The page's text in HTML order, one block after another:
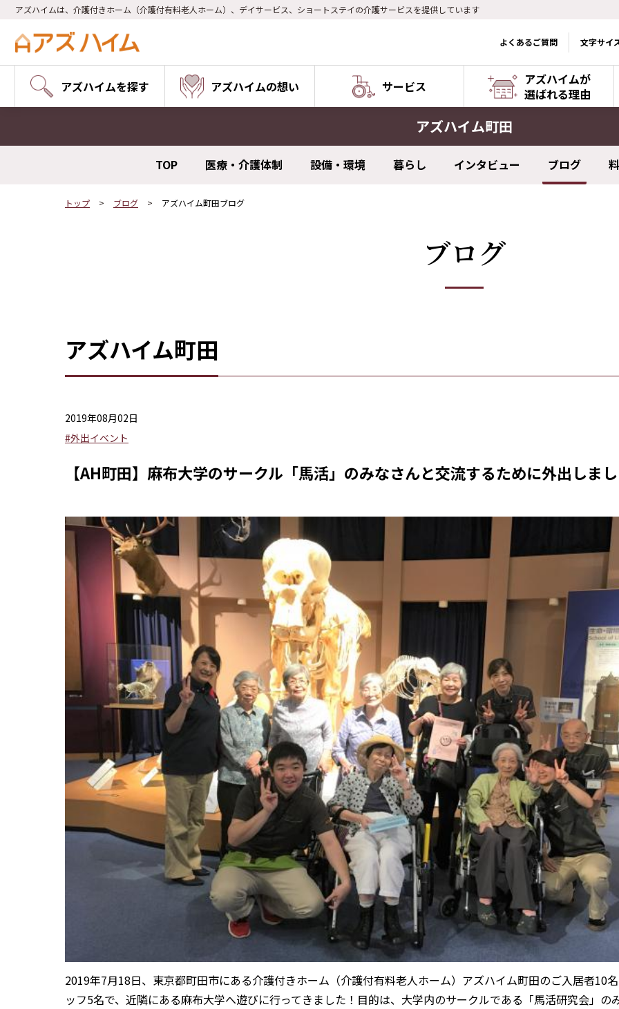
アズハイムは、介護付きホーム（介護付有料老人ホーム）、デイサービス、ショートステイの介護サービスを提供しています
よくあるご質問 文字サイ
アズハイムを探す アズハイムの想い サービス
アズハイムが
選ばれる理由
アズハイム町田
TOP 医療・介護体制 設備・環境 暮らし インタビュー ブログ
トップ ブログ アズハイム町田ブログ
ブログ
アズハイム町田
2019年08月02日
#外出イベント
【AH町田】麻布大学のサークル「馬活」のみなさんと交流するために外出しま
2019年7月18日、東京都町田市にある介護付きホーム（介護付有料老人ホーム）アズハイム町田のご入居者10
ッフ5名で、近隣にある麻布大学へ遊びに行ってきました！目的は、大学内のサークルである 「馬活研究会」の